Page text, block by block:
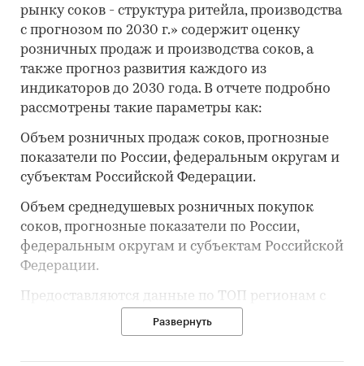
рынку соков - структура ритейла, производства
с прогнозом по 2030 г.» содержит оценку
розничных продаж и производства соков, а
также прогноз развития каждого из
индикаторов до 2030 года. В отчете подробно
рассмотрены такие параметры как:
Объем розничных продаж соков, прогнозные
показатели по России, федеральным округам и
субъектам Российской Федерации.
Объем среднедушевых розничных покупок
соков, прогнозные показатели по России,
федеральным округам и субъектам Российской
Федерации.
Предоставляются данные по ТОП регионам с
самыми высокими и самыми низкими
розничными ценами на рынке соков.
Развернуть